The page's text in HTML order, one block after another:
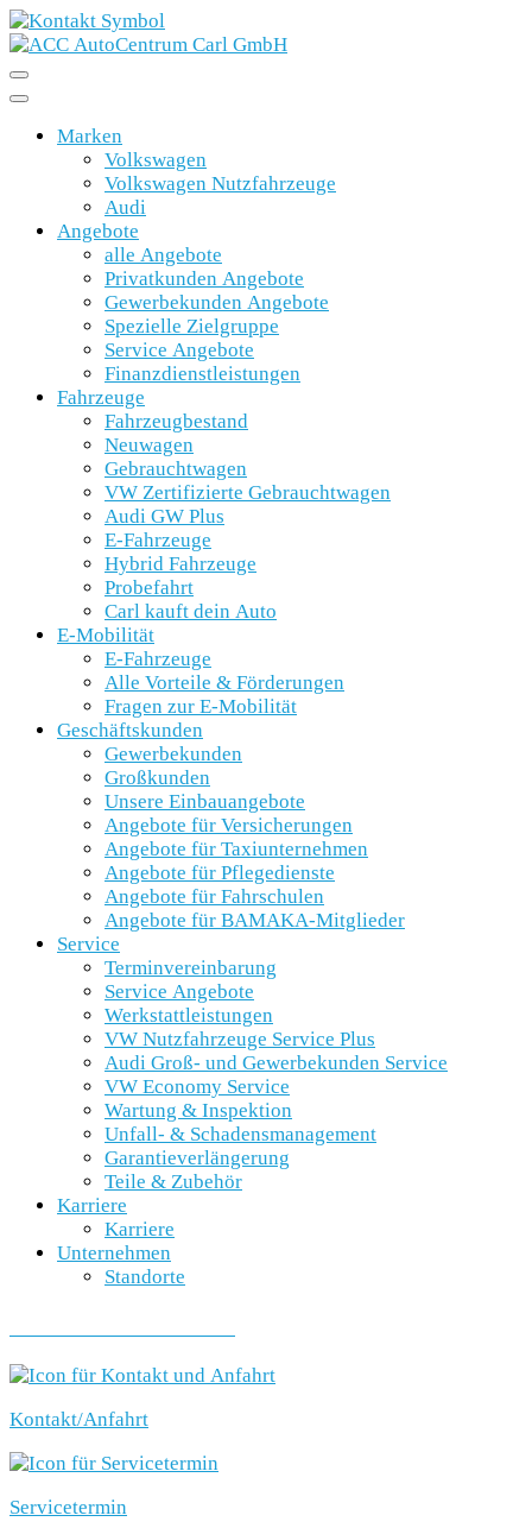
Marken
Volkswagen
Volkswagen Nutzfahrzeuge
Audi
Angebote
alle Angebote
Privatkunden Angebote
Gewerbekunden Angebote
Spezielle Zielgruppe
Service Angebote
Finanzdienstleistungen
Fahrzeuge
Fahrzeugbestand
Neuwagen
Gebrauchtwagen
VW Zertifizierte Gebrauchtwagen
Audi GW Plus
E-Fahrzeuge
Hybrid Fahrzeuge
Probefahrt
Carl kauft dein Auto
E-Mobilität
E-Fahrzeuge
Alle Vorteile & Förderungen
Fragen zur E-Mobilität
Geschäftskunden
Gewerbekunden
Großkunden
Unsere Einbauangebote
Angebote für Versicherungen
Angebote für Taxiunternehmen
Angebote für Pflegedienste
Angebote für Fahrschulen
Angebote für BAMAKA-Mitglieder
Service
Terminvereinbarung
Service Angebote
Werkstattleistungen
VW Nutzfahrzeuge Service Plus
Audi Groß- und Gewerbekunden Service
VW Economy Service
Wartung & Inspektion
Unfall- & Schadensmanagement
Garantieverlängerung
Teile & Zubehör
Karriere
Karriere
Unternehmen
Standorte
Kontakt/Anfahrt
Servicetermin